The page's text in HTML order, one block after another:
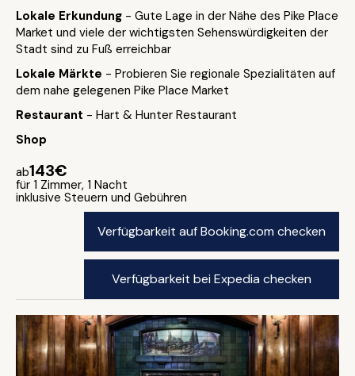
Lokale Erkundung - Gute Lage in der Nähe des Pike Place
Market und viele der wichtigsten Sehenswürdigkeiten der
Stadt sind zu Fuß erreichbar
Lokale Märkte - Probieren Sie regionale Spezialitäten auf
dem nahe gelegenen Pike Place Market
Restaurant - Hart & Hunter Restaurant
Shop
ab143€
für 1 Zimmer, 1 Nacht
inklusive Steuern und Gebühren
Verfügbarkeit auf Booking.com checken
Verfügbarkeit bei Expedia checken